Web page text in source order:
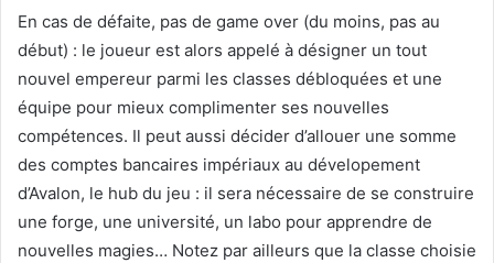
En cas de défaite, pas de game over (du moins, pas au
début) : le joueur est alors appelé à désigner un tout
nouvel empereur parmi les classes débloquées et une
équipe pour mieux complimenter ses nouvelles
compétences. Il peut aussi décider d’allouer une somme
des comptes bancaires impériaux au dévelopement
d’Avalon, le hub du jeu : il sera nécessaire de se construire
une forge, une université, un labo pour apprendre de
nouvelles magies… Notez par ailleurs que la classe choisie